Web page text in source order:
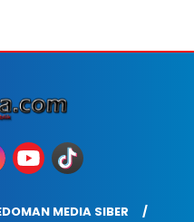
MEDIA SIBER